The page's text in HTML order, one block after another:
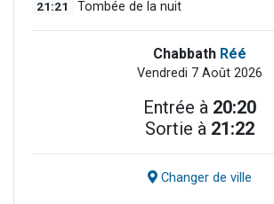
21:21 Tombée de la nuit
Chabbath Réé
Vendredi 7 Août 2026
Entrée à 20:20
Sortie à 21:22
Changer de ville